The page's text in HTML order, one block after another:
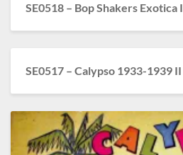
SE0518 – Bop Shakers Exotica I
SE0517 – Calypso 1933-1939 II